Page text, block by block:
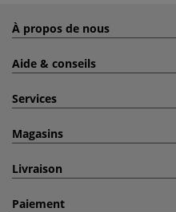
À propos de nous
Aide & conseils
Services
Magasins
Livraison
Paiement